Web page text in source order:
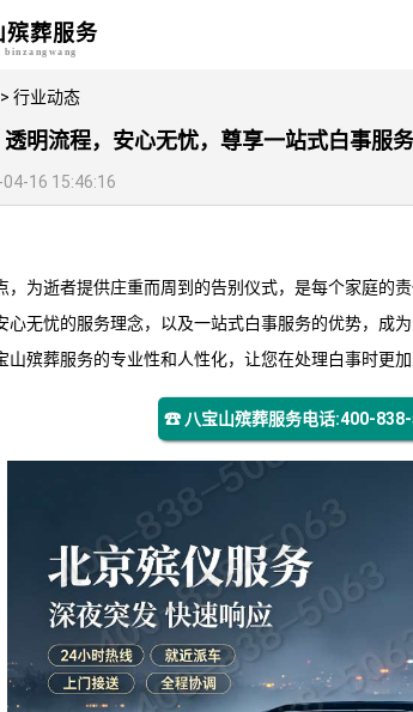
殡葬服务
> 行业动态
明流程，安心无忧，尊享一站式白事服务
16 15:46:16
，为逝者提供庄重而周到的告别仪式，是每个家庭的责
心无忧的服务理念，以及一站式白事服务的优势，成
山殡葬服务的专业性和人性化，让您在处理白事时更加
☎ 八宝山殡葬服务电话:400-